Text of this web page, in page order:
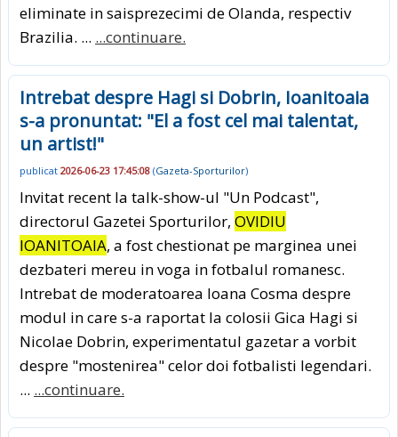
eliminate in saisprezecimi de Olanda, respectiv
Brazilia. ... ...continuare.
Intrebat despre Hagi si Dobrin, Ioanitoaia
s-a pronuntat: "El a fost cel mai talentat,
un artist!"
publicat 2026-06-23 17:45:08 (Gazeta-Sporturilor)
Invitat recent la talk-show-ul "Un Podcast",
directorul Gazetei Sporturilor, OVIDIU
IOANITOAIA, a fost chestionat pe marginea unei
dezbateri mereu in voga in fotbalul romanesc.
Intrebat de moderatoarea Ioana Cosma despre
modul in care s-a raportat la colosii Gica Hagi si
Nicolae Dobrin, experimentatul gazetar a vorbit
despre "mostenirea" celor doi fotbalisti legendari.
... ...continuare.